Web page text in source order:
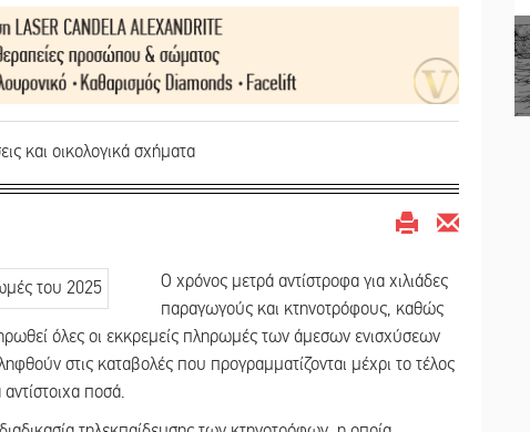
και οικολογικά σχήματα
Ο χρόνος μετρά αντίστροφα για χιλιάδες
παραγωγούς και κτηνοτρόφους, καθώς
όλες οι εκκρεμείς πληρωμές των άμεσων ενισχύσεων
στις καταβολές που προγραμματίζονται μέχρι το τέλος
ποσά.